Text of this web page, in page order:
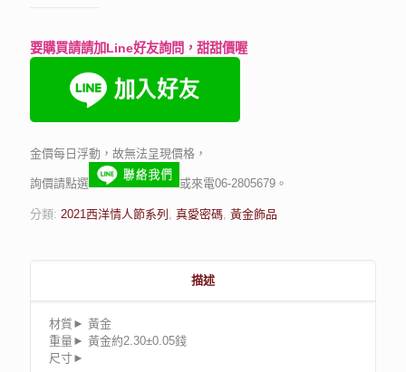
要購買請請加Line好友詢問，甜甜價喔
金價每日浮動，故無法呈現價格，
詢價請點選 或來電06-2805679。
分類: 2021西洋情人節系列 真愛密碼 黃金飾品
描述
材質► 黃金
重量► 黃金約2 .30±0.05錢
尺寸►